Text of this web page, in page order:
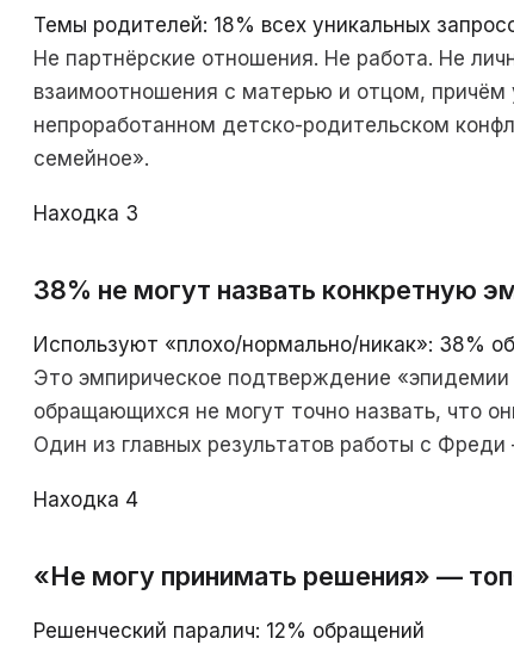
Темы родителей: 18% всех уникальных
Не партнёрские отношения. Не работа. Не
взаимоотношения с матерью и отцом,
непроработанном детско-родительском
семейное».
Находка 3
38% не могут назвать конкретную
Используют «плохо/нормально/никак»: 38%
Это эмпирическое подтверждение
обращающихся не могут точно назвать, что
Один из главных результатов работы с
Находка 4
«Не могу принимать решения» —
Решенческий паралич: 12% обращений